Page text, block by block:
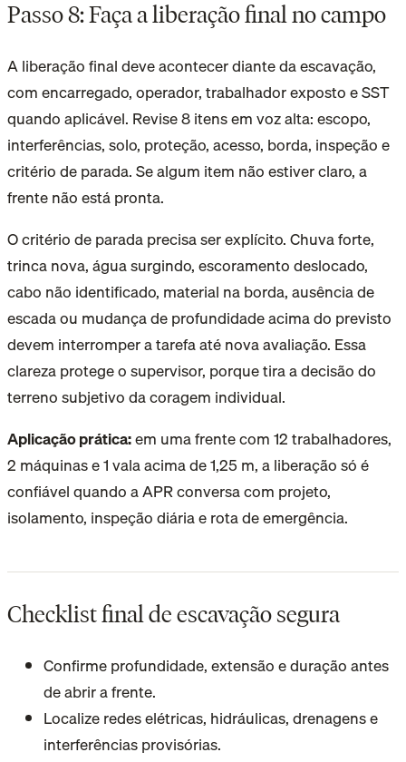
Passo 8: Faça a liberação final no campo
A liberação final deve acontecer diante da escavação,
com encarregado, operador, trabalhador exposto e SST
quando aplicável. Revise 8 itens em voz alta: escopo,
interferências, solo, proteção, acesso, borda, inspeção e
critério de parada. Se algum item não estiver claro, a
frente não está pronta.
O critério de parada precisa ser explícito. Chuva forte,
trinca nova, água surgindo, escoramento deslocado,
cabo não identificado, material na borda, ausência de
escada ou mudança de profundidade acima do previsto
devem interromper a tarefa até nova avaliação. Essa
clareza protege o supervisor, porque tira a decisão do
terreno subjetivo da coragem individual.
Aplicação prática:em uma frente com 12 trabalhadores,
2 máquinas e 1 vala acima de 1,25 m, a liberação só é
confiável quando a APR conversa com projeto,
isolamento, inspeção diária e rota de emergência.
Checklist final de escavação segura
Confirme profundidade, extensão e duração antes
de abrir a frente.
Localize redes elétricas, hidráulicas, drenagens e
interferências provisórias.